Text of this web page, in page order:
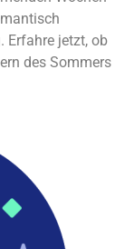
Erfahre jetzt, ob
des Sommers